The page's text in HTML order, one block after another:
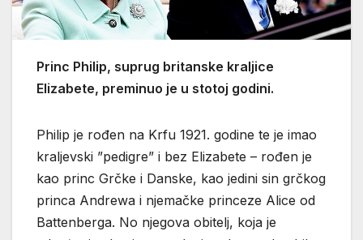
Princ Philip, suprug britanske kraljice
Elizabete, preminuo je u stotoj godini.
Philip je rođen na Krfu 1921. godine te je imao
kraljevski ”pedigre” i bez Elizabete – rođen je
kao princ Grčke i Danske, kao jedini sin grčkog
princa Andrewa i njemačke princeze Alice od
Battenberga. No njegova obitelj, koja je